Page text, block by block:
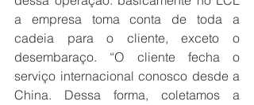
a empresa toma conta de toda a
cadeia para o cliente, exceto o
desembaraço. “O cliente fecha o
serviço internacional conosco desde a
China. Dessa forma, coletamos a